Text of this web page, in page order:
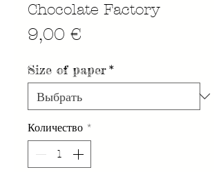
Chocolate Factory
9,00 €
Size of paper*
Количество *